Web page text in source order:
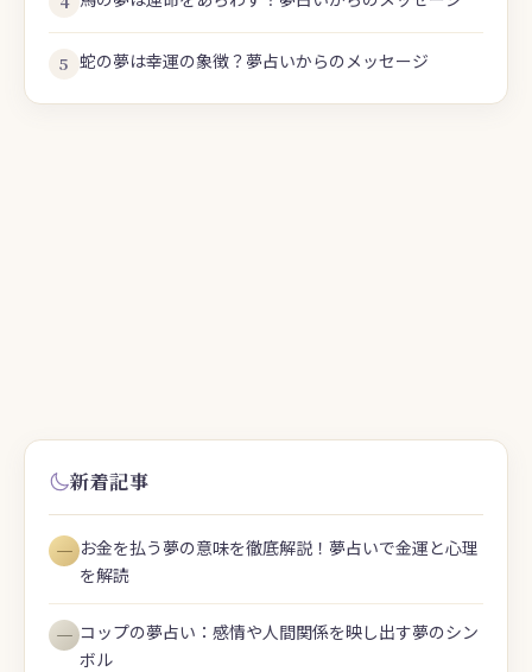
5 蛇の夢は幸運の象徴？夢占いからのメッセージ
新着記事
― お金を払う夢の意味を徹底解説！夢占いで金運と心理
を解読
― コップの夢占い：感情や人間関係を映し出す夢のシン
ボル